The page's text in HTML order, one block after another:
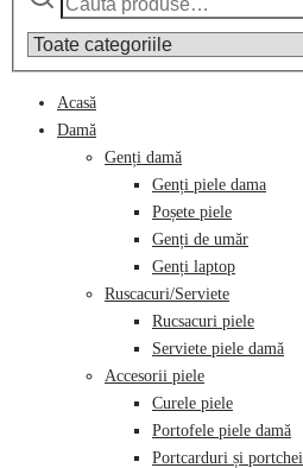
Acasă
Damă
Genți damă
Genți piele dama
Poșete piele
Genți de umăr
Genți laptop
Ruscacuri/Serviete
Rucsacuri piele
Serviete piele damă
Accesorii piele
Curele piele
Portofele piele damă
Portcarduri și portchei